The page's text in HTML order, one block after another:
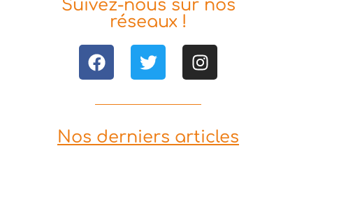
Suivez-nous sur nos
réseaux !
Nos derniers articles